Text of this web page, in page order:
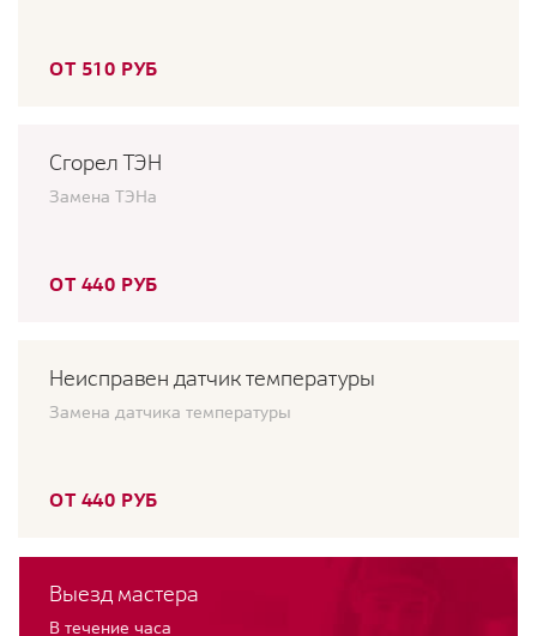
ОТ 510 РУБ
Сгорел ТЭН
Замена ТЭНа
ОТ 440 РУБ
Неисправен датчик температуры
Замена датчика температуры
ОТ 440 РУБ
Выезд мастера
В течение часа